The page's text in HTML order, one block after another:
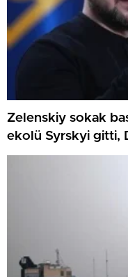
Zelenskiy sokak
ekolü Syrskyi gitti,